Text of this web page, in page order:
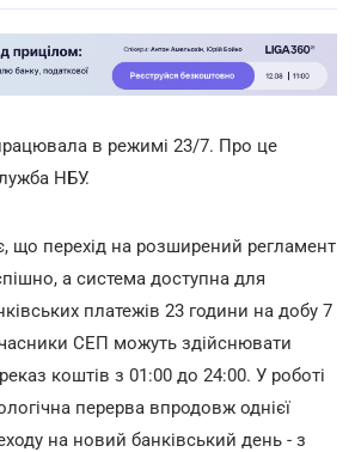
в режимі 23/7. Про це
НБУ.
що перехід на розширений регламент
а система доступна для
платежів 23 години на добу 7
СЕП можуть здійснювати
коштів з 01:00 до 24:00. У роботі
перерва впродовж однієї
на новий банківський день - з